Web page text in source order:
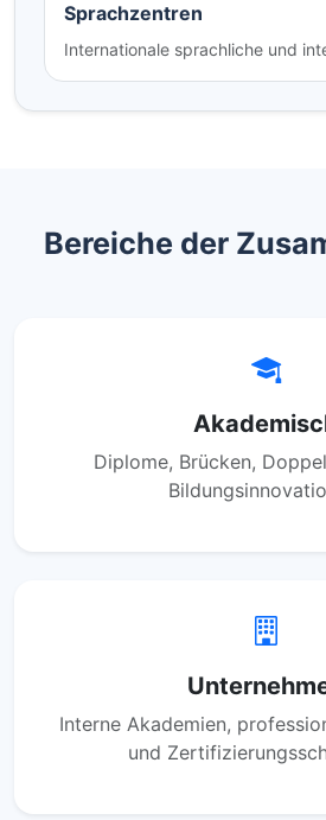
Sprachzentren
Internationale sprachliche und
Bereiche der
Diplome, Brücken,
Interne Akademien,
und